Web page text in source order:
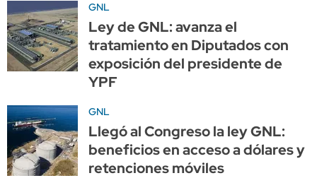
GNL
Ley de GNL: avanza el
tratamiento en Diputados con
exposición del presidente de
YPF
GNL
Llegó al Congreso la ley GNL:
beneficios en acceso a dólares y
retenciones móviles